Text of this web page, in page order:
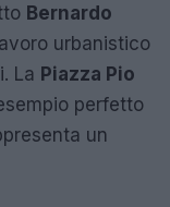
Bernardo
urbanistico
La Piazza Pio
perfetto
un